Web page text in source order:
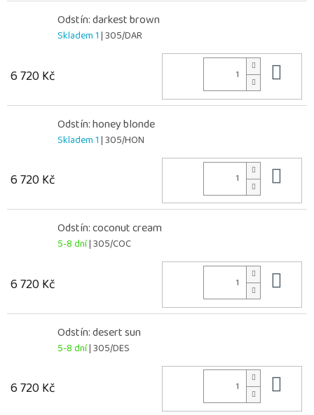
Odstín: darkest brown
Skladem 1| 305/DAR
6 720 Kč
Odstín: honey blonde
Skladem 1| 305/HON
6 720 Kč
Odstín: coconut cream
5-8 dní| 305/COC
6 720 Kč
Odstín: desert sun
5-8 dní| 305/DES
6 720 Kč